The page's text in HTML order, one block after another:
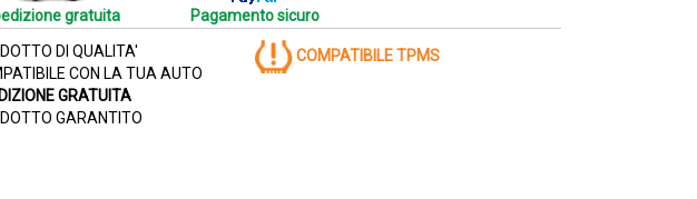
gratuita Pagamento sicuro
DI QUALITA'
CON LA TUA AUTO
GRATUITA
GARANTITO
COMPATIBILE TPMS